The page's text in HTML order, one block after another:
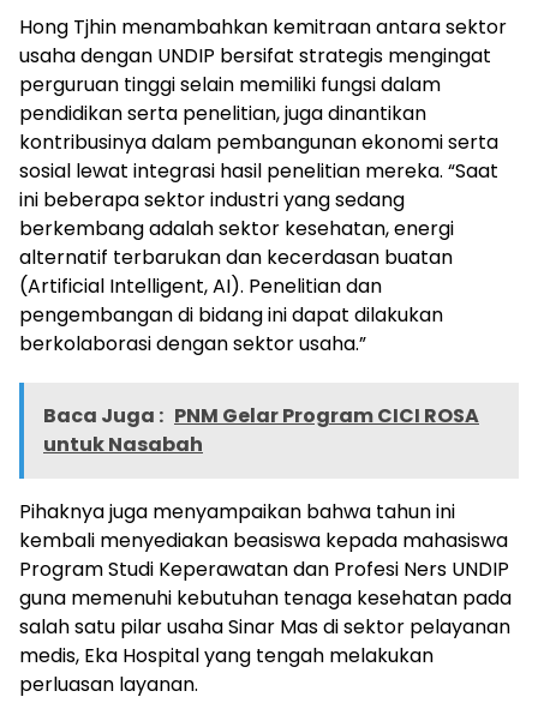
Hong Tjhin menambahkan kemitraan antara sektor
usaha dengan UNDIP bersifat strategis mengingat
perguruan tinggi selain memiliki fungsi dalam
pendidikan serta penelitian, juga dinantikan
kontribusinya dalam pembangunan ekonomi serta
sosial lewat integrasi hasil penelitian mereka. “Saat
ini beberapa sektor industri yang sedang
berkembang adalah sektor kesehatan, energi
alternatif terbarukan dan kecerdasan buatan
(Artificial Intelligent, AI). Penelitian dan
pengembangan di bidang ini dapat dilakukan
berkolaborasi dengan sektor usaha.”
Baca Juga : PNM Gelar Program CICI ROSA
untuk Nasabah
Pihaknya juga menyampaikan bahwa tahun ini
kembali menyediakan beasiswa kepada mahasiswa
Program Studi Keperawatan dan Profesi Ners UNDIP
guna memenuhi kebutuhan tenaga kesehatan pada
salah satu pilar usaha Sinar Mas di sektor pelayanan
medis, Eka Hospital yang tengah melakukan
perluasan layanan.